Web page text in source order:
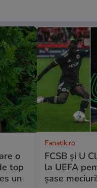
o
top
un
Fanatik.ro
FCSB și U
la UEFA
șase